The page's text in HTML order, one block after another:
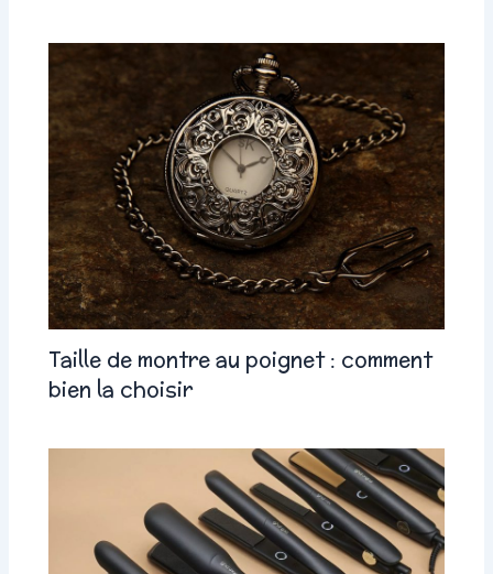
Taille de montre au poignet : comment
bien la choisir